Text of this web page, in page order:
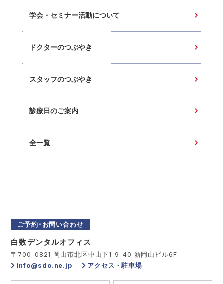
学会・セミナー活動について
ドクターのつぶやき
スタッフのつぶやき
診療日のご案内
全一覧
ご予約･お問い合わせ
白数デンタルオフィス
〒700-0821 岡山市北区中山下1-9-40 新岡山ビル6F
info@sdo.ne.jp
アクセス・駐車場